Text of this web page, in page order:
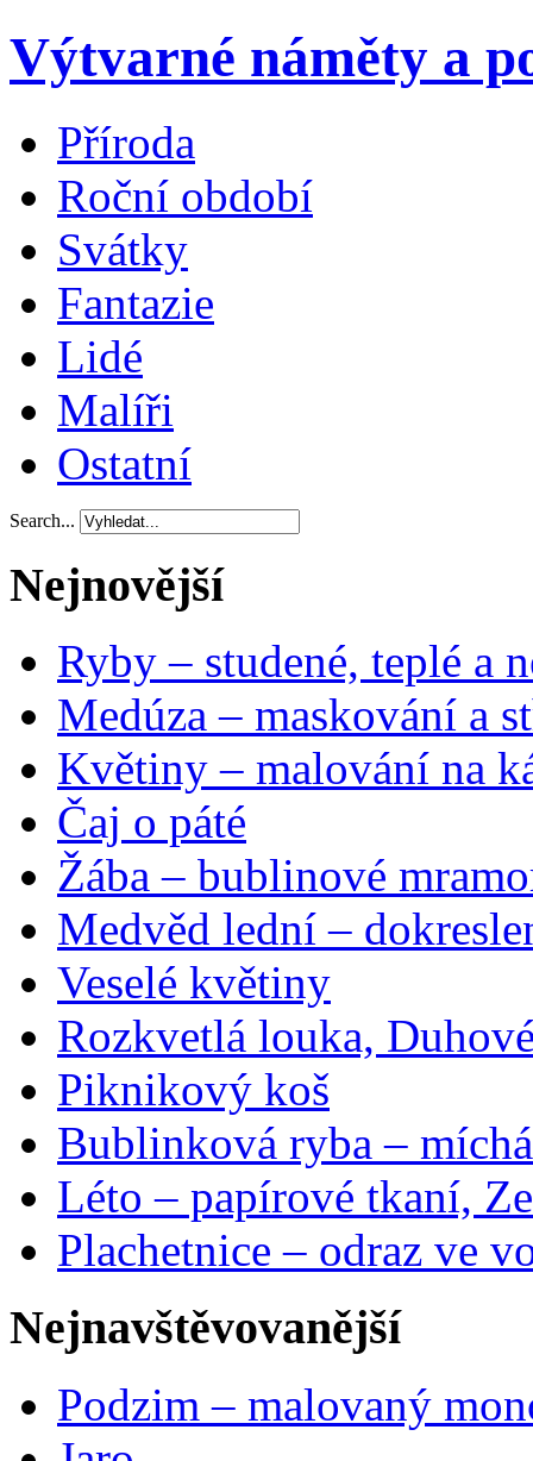
Výtvarné náměty a
Příroda
Roční období
Svátky
Fantazie
Lidé
Malíři
Ostatní
Search...
Nejnovější
Ryby – studené, teplé a
Medúza – maskování a
Květiny – malování na
Čaj o páté
Žába – bublinové
Medvěd lední –
Veselé květiny
Rozkvetlá louka,
Piknikový koš
Bublinková ryba –
Léto – papírové tkaní,
Plachetnice – odraz ve
Nejnavštěvovanější
Podzim – malovaný